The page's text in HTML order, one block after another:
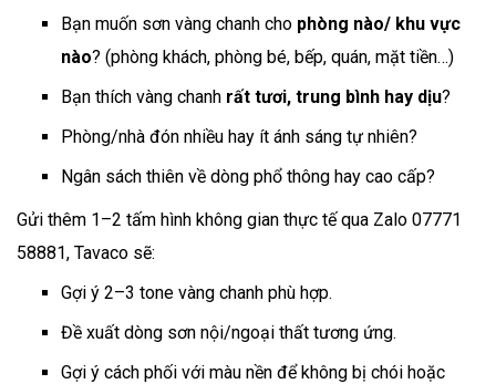
Bạn muốn sơn vàng chanh cho phòng nào/ khu vực
nào? (phòng khách, phòng bé, bếp, quán, mặt tiền…)
Bạn thích vàng chanh rất tươi, trung bình hay dịu?
Phòng/nhà đón nhiều hay ít ánh sáng tự nhiên?
Ngân sách thiên về dòng phổ thông hay cao cấp?
Gửi thêm 1–2 tấm hình không gian thực tế qua Zalo 07771
58881, Tavaco sẽ:
Gợi ý 2–3 tone vàng chanh phù hợp.
Đề xuất dòng sơn nội/ngoại thất tương ứng.
Gợi ý cách phối với màu nền để không bị chói hoặc